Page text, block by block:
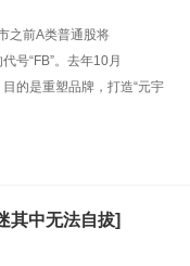
之前A类普通股将
号“FB”。去年10月
的是重塑品牌，打造“元宇
其中无法自拔]